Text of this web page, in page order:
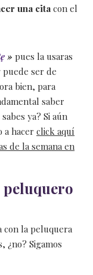
una citacon el
» pues la usaras
puede ser de
bien, para
saber
ya? Si aún
a hacer click aquí
de la semana en
peluquero
con la peluquera
¿no? Sigamos